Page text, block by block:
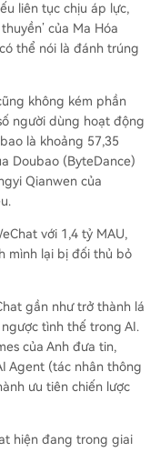
liên tục chịu áp lực,
của Ma Hóa
thể nói là đánh trúng
không kém phần
người dùng hoạt động
là khoảng 57,35
Doubao (ByteDance)
Qianwen của
với 1,4 tỷ MAU,
mình lại bị đối thủ bỏ
gần như trở thành lá
tình thế trong AI.
của Anh đưa tin,
Agent (tác nhân thông
ưu tiên chiến lược
hiện đang trong giai